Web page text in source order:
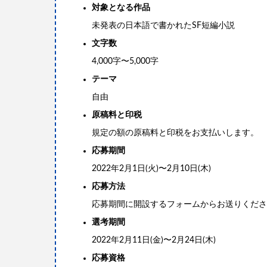
対象となる作品
未発表の日本語で書かれたSF短編小説
文字数
4,000字〜5,000字
テーマ
自由
原稿料と印税
規定の額の原稿料と印税をお支払いします。
応募期間
2022年2月1日(火)〜2月10日(木)
応募方法
応募期間に開設するフォームからお送りくだ
選考期間
2022年2月11日(金)〜2月24日(木)
応募資格